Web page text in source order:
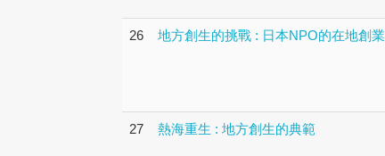
26 地方創生的挑戰 : 日本NPO的在地創業
27 熱海重生 : 地方創生的典範